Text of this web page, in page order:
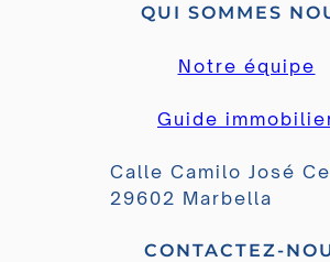
QUI SOMMES
Notre équipe
Guide
Calle Camilo José
29602 Marbella
CONTACTEZ-